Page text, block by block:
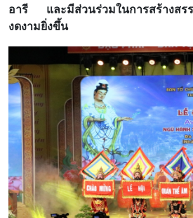
อารี และมีส่วนร่วมในการสร้างส
งดงามยิ่งขึ้น